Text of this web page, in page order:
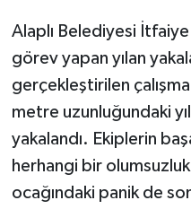
Alaplı Belediyesi
görev yapan yılan
gerçekleştirilen
metre uzunluğundaki
yakalandı. Ekiplerin
herhangi bir
ocağındaki panik de